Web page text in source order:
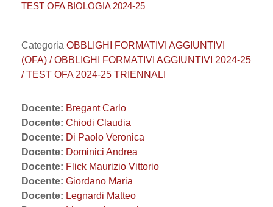
TEST OFA BIOLOGIA 2024-25
Categoria OBBLIGHI FORMATIVI AGGIUNTIVI
(OFA) / OBBLIGHI FORMATIVI AGGIUNTIVI 2024-25
/ TEST OFA 2024-25 TRIENNALI
Docente: Bregant Carlo
Docente: Chiodi Claudia
Docente: Di Paolo Veronica
Docente: Dominici Andrea
Docente: Flick Maurizio Vittorio
Docente: Giordano Maria
Docente: Legnardi Matteo